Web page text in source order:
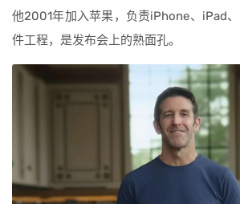
他2001年加入苹果，负责iPhone、iPad
件工程，是发布会上的熟面孔。